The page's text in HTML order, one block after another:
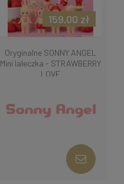
Oryginalne SONNY ANGEL
Mini laleczka - STRAWBERRY
LOVE
159,00 zł